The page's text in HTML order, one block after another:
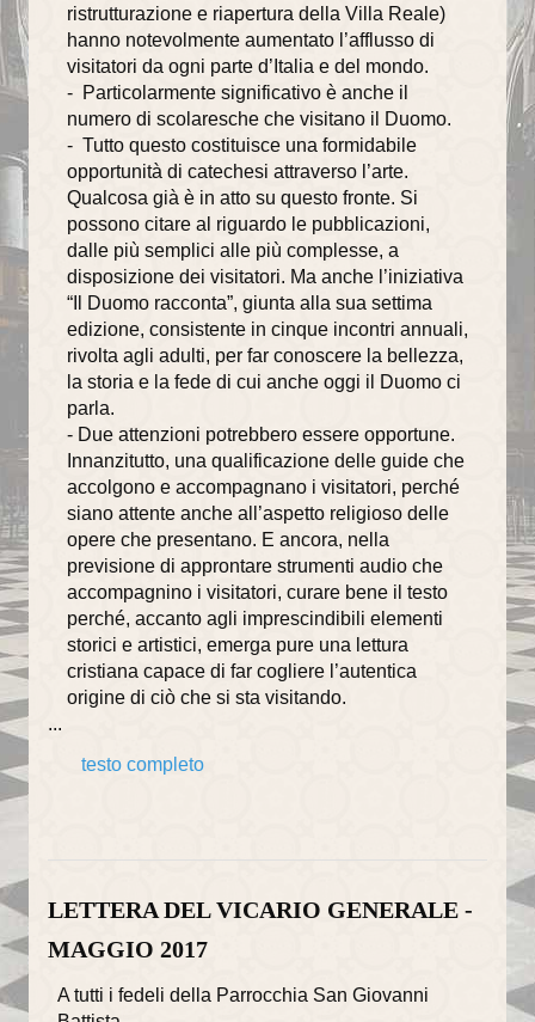
UNITALSI
San Vincenzo
Centro Orientamento Famiglia
Documenti e riflessioni
Riflessioni
Visite pastorali
Beato Talamoni
storia ed eventi
Almanacco liturgico vangelo del giorno
Informatore parrocchiale
annata 2025
annata 2024
annata 2023
annata 2022
annata 2021
annata 2016
annata 2015
ristrutturazione e riapertura della Villa Reale)
hanno notevolmente aumentato l’afflusso di
visitatori da ogni parte d’Italia e del mondo.
- Particolarmente significativo è anche il
numero di scolaresche che visitano il Duomo.
- Tutto questo costituisce una formidabile
opportunità di catechesi attraverso l’arte.
Qualcosa già è in atto su questo fronte. Si
possono citare al riguardo le pubblicazioni,
dalle più semplici alle più complesse, a
disposizione dei visitatori. Ma anche l’iniziativa
“Il Duomo racconta”, giunta alla sua settima
edizione, consistente in cinque incontri annuali,
rivolta agli adulti, per far conoscere la bellezza,
la storia e la fede di cui anche oggi il Duomo ci
parla.
- Due attenzioni potrebbero essere opportune.
Innanzitutto, una qualificazione delle guide che
accolgono e accompagnano i visitatori, perché
siano attente anche all’aspetto religioso delle
opere che presentano. E ancora, nella
previsione di approntare strumenti audio che
accompagnino i visitatori, curare bene il testo
perché, accanto agli imprescindibili elementi
storici e artistici, emerga pure una lettura
cristiana capace di far cogliere l’autentica
origine di ciò che si sta visitando.
...
testo completo
LETTERA DEL VICARIO GENERALE -
MAGGIO 2017
A tutti i fedeli della Parrocchia San Giovanni